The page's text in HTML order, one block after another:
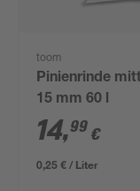
toom
Pinienrinde
15 mm 60 l
14,99 €
0,25 € / Liter